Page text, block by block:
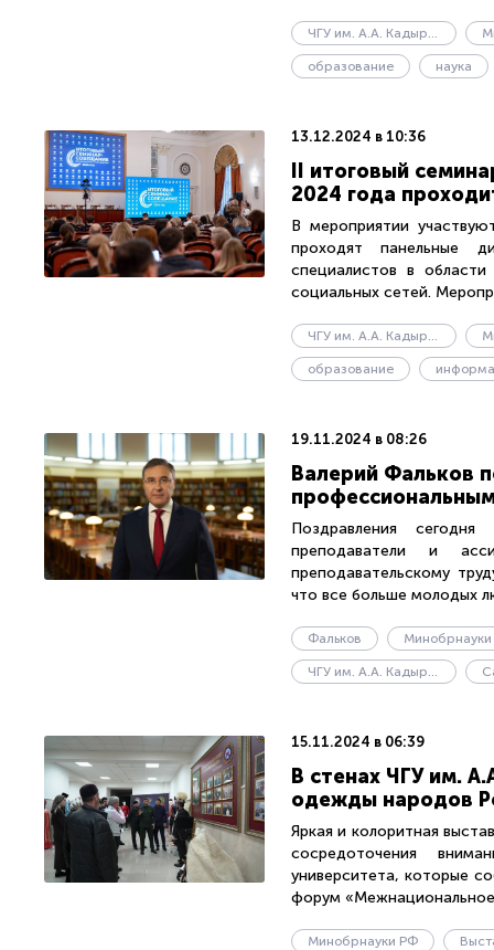
ЧГУ им. А.А. Кадырова
образование наука
13.12.2024 в 10:36
II итоговый
2024 года
В мероприятии
проходят панельные
специалистов в
социальных сетей.
ЧГУ им. А.А. Кадырова
образование
19.11.2024 в 08:26
Валерий Фальков
Поздравления
преподаватели и
преподавательскому
что все больше молодых
Фальков
ЧГУ им. А.А. Кадырова
15.11.2024 в 06:39
В стенах ЧГУ им.
одежды народов
Яркая и колоритная
сосредоточения
университета, которые
форум «Межнациональное
Минобрнауки РФ